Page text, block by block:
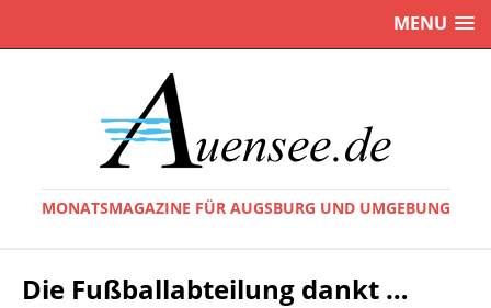
MENU
MONATSMAGAZINE FÜR AUGSBURG UND UMGEBUNG
Die Fußballabteilung dankt …